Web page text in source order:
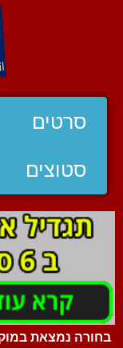
סרטים
סטוצים
בחורה נמצאת